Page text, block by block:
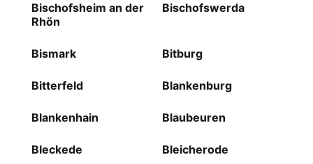
Bischofsheim an der
Rhön
Bischofswerda
Bismark Bitburg
Bitterfeld Blankenburg
Blankenhain Blaubeuren
Bleckede Bleicherode